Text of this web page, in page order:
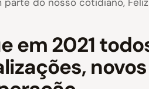
em 2021